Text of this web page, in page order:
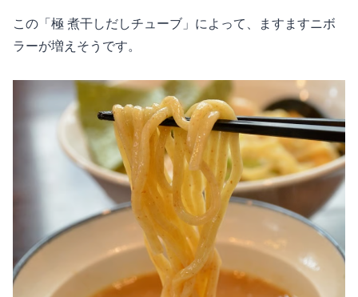
この「極 煮干しだしチューブ」によって、ますますニボ
ラーが増えそうです。